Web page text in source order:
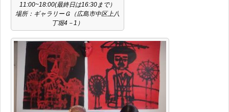
11:00~18:00(最終日は16:30まで）
場所：ギャラリーＧ（広島市中区上八
丁堀4－1）